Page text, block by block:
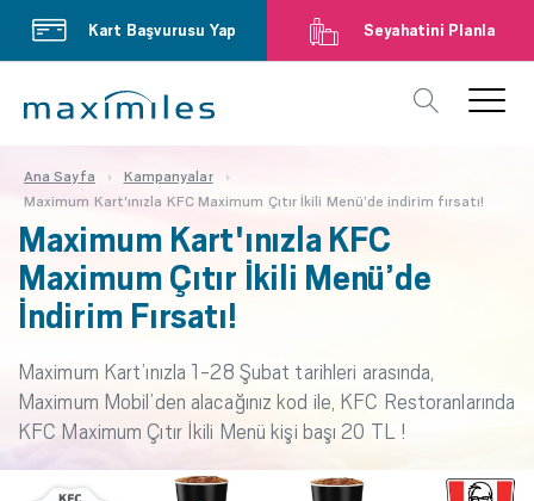
Kart Başvurusu Yap Seyahatini Planla
Ana Sayfa
Kampanyalar
Maximum Kart'ınızla KFC Maximum Çıtır İkili Menü’de indirim fırsatı!
Maximum Kart'ınızla KFC
Maximum Çıtır İkili Menü’de
İndirim Fırsatı!
Maximum Kart’ınızla 1-28 Şubat tarihleri arasında,
Maximum Mobil’den alacağınız kod ile, KFC Restoranlarında
KFC Maximum Çıtır İkili Menü kişi başı 20 TL !